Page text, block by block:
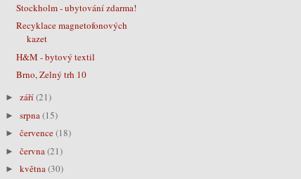
Stockholm - ubytování zdarma!
Recyklace magnetofonových
kazet
H&M - bytový textil
Brno, Zelný trh 10
► září(21)
► srpna (15)
► července(18)
► června (21)
► května(30)